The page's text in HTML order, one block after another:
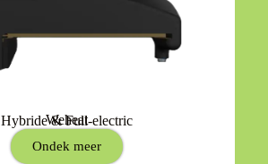
Weheat
Hybride & Full-electric
Ondek meer